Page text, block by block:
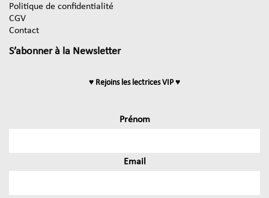
Politique de confidentialité
CGV
Contact
S’abonner à la Newsletter
♥ Rejoins les lectrices VIP ♥
Prénom
Email